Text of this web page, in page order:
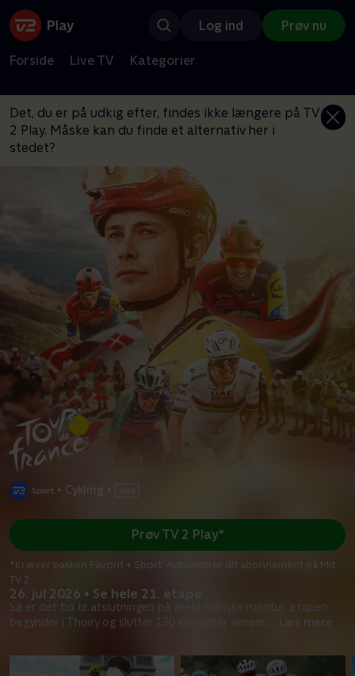
Log ind Prøv nu
Forside Live TV Kategorier
Det, du er på udkig efter, findes ikke længere på TV
2 Play. Måske kan du finde et alternativ her i
stedet?
• Cykling •
26. jul 2026 • Se hele 21. etape
Så er det tid til afslutningen på årets franske rundtur. Etapen
begynder i Thoiry og slutter 130 kilometer senere
Læs mere
Prøv TV 2 Play*
*Kræver pakken Favorit + Sport. Administrer dit abonnement på Mit
TV 2.